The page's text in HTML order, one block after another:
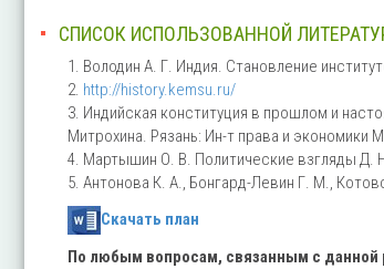
СПИСОК ИСПОЛЬЗОВАННОЙ
1. Володин А. Г. Индия. Становление
2. http://history.kemsu.ru/
3. Индийская конституция в прошлом и
Митрохина. Рязань: Ин-т права и экономики
4. Мартышин О. В. Политические взгляды Д.
5. Антонова К. А., Бонгард-Левин Г. М.,
Скачать план
По любым вопросам, связанным с данной